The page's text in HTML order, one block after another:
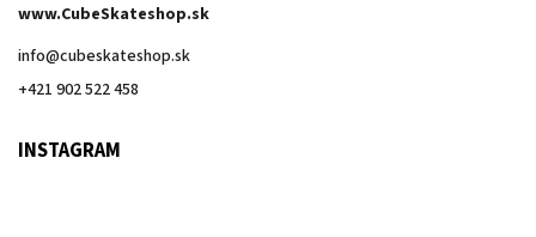
www.CubeSkateshop.sk
info@cubeskateshop.sk
+421 902 522 458
INSTAGRAM